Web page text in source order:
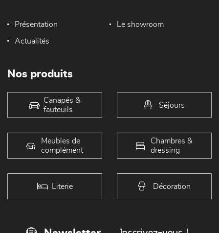
Présentation Le showroom
Actualités
Nos produits
Canapés &
fauteuils
Séjours
Meubles de
complément
Chambres &
dressing
Literie Décoration